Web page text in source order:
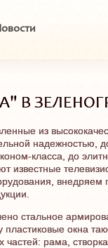
В
из
надежностью,
класса, до
внедряем
стальное
окна
рама,